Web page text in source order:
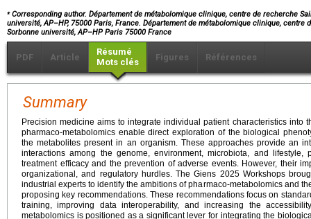
⁎Corresponding author. Département de métabolomique clinique, centre de recherche
université, AP–HP, 75000 Paris, France. Département de métabolomique clinique, centre
Sorbonne université, AP–HP Paris 75000 France
PDF Article
Résumé
Mots clés
Figures Références
Summary
Precision medicine aims to integrate individual patient characteristics into
pharmaco-metabolomics enable direct exploration of the biological
the metabolites present in an organism. These approaches provide an
interactions among the genome, environment, microbiota, and
treatment efficacy and the prevention of adverse events. However, their
organizational, and regulatory hurdles. The Giens 2025 Workshops
industrial experts to identify the ambitions of pharmaco-metabolomics and
proposing key recommendations. These recommendations focus on
training, improving data interoperability, and increasing the
metabolomics is positioned as a significant lever for integrating the